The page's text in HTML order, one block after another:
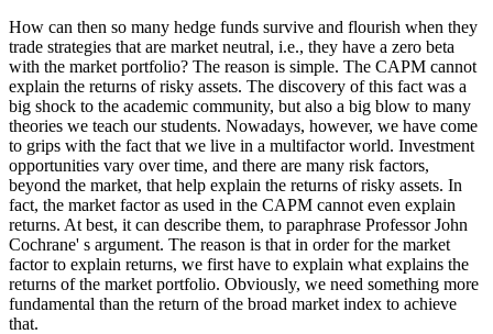
How can then so many hedge funds survive and flourish when they
trade strategies that are market neutral, i.e., they have a zero beta
with the market portfolio? The reason is simple. The CAPM cannot
explain the returns of risky assets. The discovery of this fact was a
big shock to the academic community, but also a big blow to many
theories we teach our students. Nowadays, however, we have come
to grips with the fact that we live in a multifactor world. Investment
opportunities vary over time, and there are many risk factors,
beyond the market, that help explain the returns of risky assets. In
fact, the market factor as used in the CAPM cannot even explain
returns. At best, it can describe them, to paraphrase Professor John
Cochrane' s argument. The reason is that in order for the market
factor to explain returns, we first have to explain what explains the
returns of the market portfolio. Obviously, we need something more
fundamental than the return of the broad market index to achieve
that.